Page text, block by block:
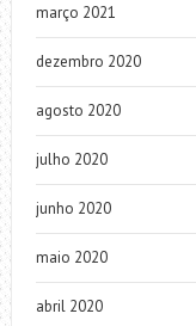
março 2021
dezembro 2020
agosto 2020
julho 2020
junho 2020
maio 2020
abril 2020